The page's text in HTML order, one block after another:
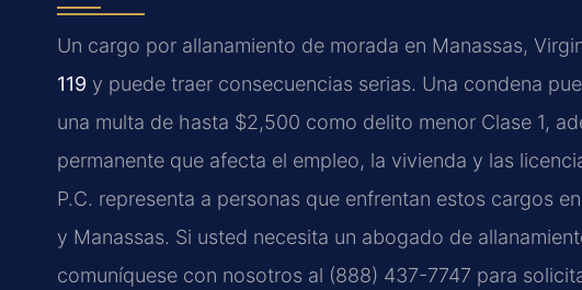
Un cargo por allanamiento de morada en Manassas,
119 y puede traer consecuencias serias. Una condena
una multa de hasta $2,500 como delito menor Clase 1,
permanente que afecta el empleo, la vivienda y las
P.C. representa a personas que enfrentan estos cargos
y Manassas. Si usted necesita un abogado de
comuníquese con nosotros al (888) 437-7747 para